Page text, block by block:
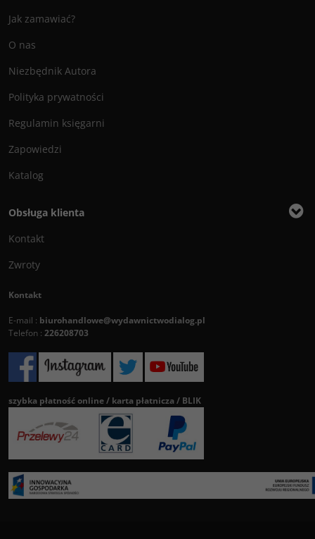
Jak zamawiać?
O nas
Niezbędnik Autora
Polityka prywatności
Regulamin księgarni
Zapowiedzi
Katalog
Obsługa klienta
Kontakt
Zwroty
Kontakt
E-mail : biurohandlowe@wydawnictwodialog.pl
Telefon : 226208703
szybka płatność online / karta płatnicza / BLIK